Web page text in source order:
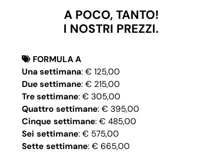
A POCO, TANTO!
I NOSTRI PREZZI.
FORMULA A
Una settimana: € 125,00
Due settimane: € 215,00
Tre settimane: € 305,00
Quattro settimane: € 395,00
Cinque settimane: € 485,00
Sei settimane: € 575,00
Sette settimane: € 665,00